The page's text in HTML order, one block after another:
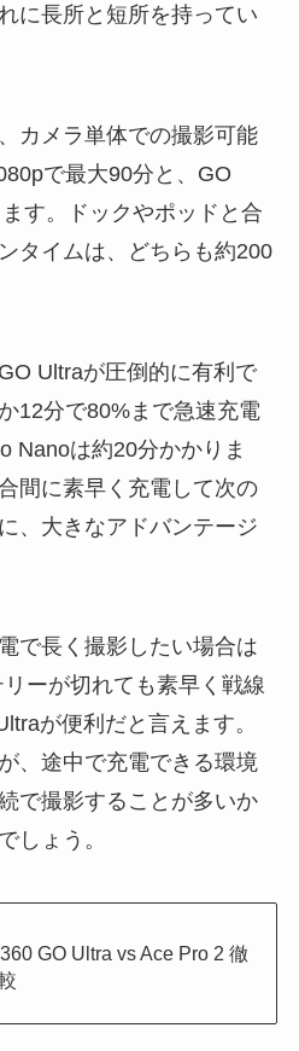
に長所と短所を持ってい
カメラ単体での撮影可能
で最大90分と、GO
す。ドックやポッドと合
タイムは、どちらも約200
Ultraが圧倒的に有利で
12分で80%まで急速充電
Nanoは約20分かかりま
間に素早く充電して次の
、大きなアドバンテージ
で長く撮影したい場合は
ーが切れても素早く戦線
が便利だと言えます。
、途中で充電できる環境
で撮影することが多いか
しょう。
GO Ultra vs Ace Pro 2 徹